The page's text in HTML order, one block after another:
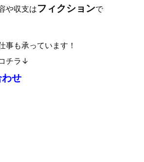
や収支はフィクションで
事も承っています！
チラ↓
せ